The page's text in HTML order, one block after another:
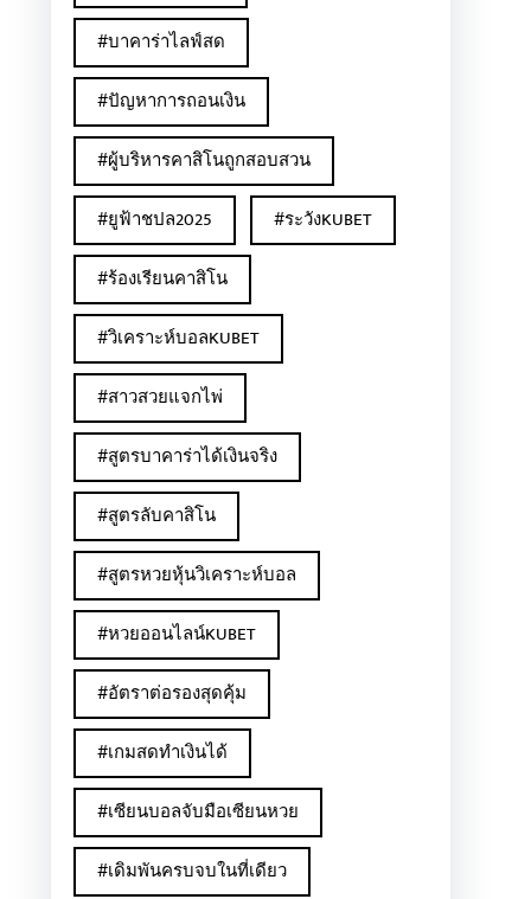
#บาคาร่าไลฟ์สด
#ปัญหาการถอนเงิน
#ผู้บริหารคาสิโนถูกสอบสวน
#ยูฟ้าชปล2025
#ระวังKUBET
#ร้องเรียนคาสิโน
#วิเคราะห์บอลKUBET
#สาวสวยแจกไพ่
#สูตรบาคาร่าได้เงินจริง
#สูตรลับคาสิโน
#สูตรหวยหุ้นวิเคราะห์บอล
#หวยออนไลน์KUBET
#อัตราต่อรองสุดคุ้ม
#เกมสดทำเงินได้
#เซียนบอลจับมือเซียนหวย
#เดิมพันครบจบในที่เดียว